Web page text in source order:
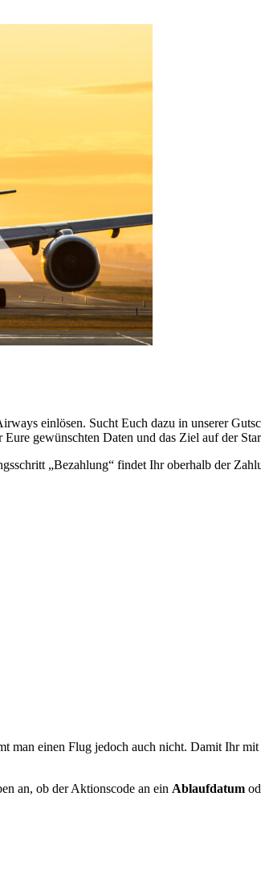
einlösen. Sucht Euch dazu in unserer
gewünschten Daten und das Ziel auf der
„Bezahlung“ findet Ihr oberhalb der
man einen Flug jedoch auch nicht. Damit Ihr
an, ob der Aktionscode an ein Ablaufdatum